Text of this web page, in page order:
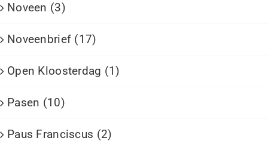
Noveen (3)
Noveenbrief (17)
Open Kloosterdag (1)
Pasen (10)
Paus Franciscus (2)